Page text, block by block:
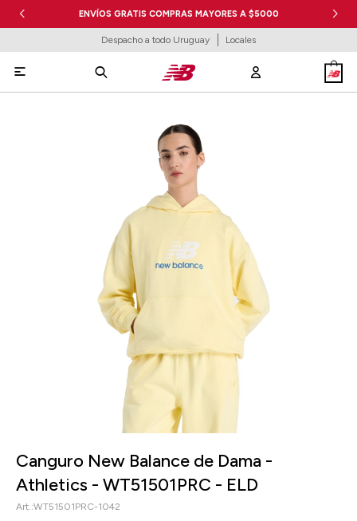
ENVÍOS GRATIS COMPRAS MAYORES A $5000
Despacho a todo Uruguay Locales

Canguro New Balance de Dama -
Athletics - WT51501PRC - ELD
WT51501PRC-1042